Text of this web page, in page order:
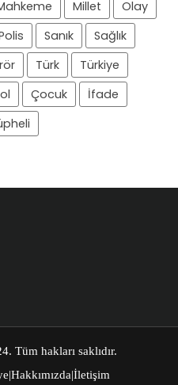
Millet
Olay
Sanık
Sağlık
Türk
Türkiye
Çocuk
İfade
Tüm hakları saklıdır.
|Hakkımızda|İletişim